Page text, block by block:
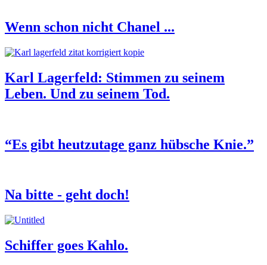
Wenn schon nicht Chanel ...
Karl Lagerfeld: Stimmen zu seinem
Leben. Und zu seinem Tod.
“Es gibt heutzutage ganz hübsche Knie.”
Na bitte - geht doch!
Schiffer goes Kahlo.